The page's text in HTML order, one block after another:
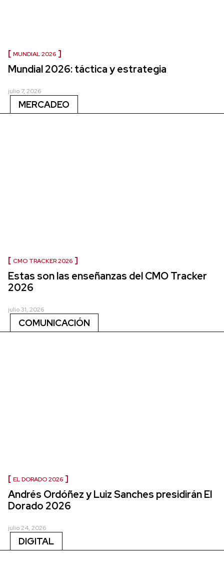
MUNDIAL 2026
Mundial 2026: táctica y estrategia
julio 7, 2026
MERCADEO
CMO TRACKER 2026
Estas son las enseñanzas del CMO Tracker
2026
julio 31, 2026
COMUNICACIÓN
EL DORADO 2026
Andrés Ordóñez y Luiz Sanches presidirán El
Dorado 2026
julio 24, 2026
DIGITAL